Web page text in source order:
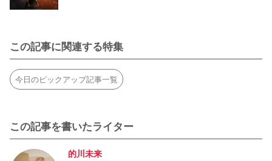
この記事に関連する特集
今日のピックアップ記事一覧
この記事を書いたライター
的川未来